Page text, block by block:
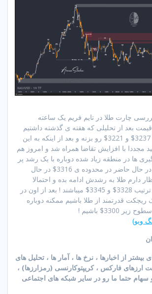
چارت طلا در تایم فریم یک ساعته
بعد از تحلیلی که هفته ی گذشته داشتیم
موفق شد تارگتهای 3237$ و 3221$ رو بزنه و بعد از اینکه به این
مجددا با افزایش تقاضا همراه شد و امروز هم
ها در منطقه زیاد شده دوباره با یک رشد پر
قدرت همراه شد و در حال حاضر در محدوده ی 3316$ در حال
دارم طلا به رشدش ادامه بده و احتمالا
تارگتهای بعدیش به ترتیب 3328$ و 3345$ میباشند ! بعد از اون در
قدرتمند از طلا باشیم ممکنه دوباره
باشیم !
ویو)
بیشتر از اخبارها ، نرخ ها ، آمار ها ، تحلیل های
ارزهای فارکس ، کریپتوکارنسی (رمزارزها) ،
حتما ما رو در سایر شبکه های اجتماعی